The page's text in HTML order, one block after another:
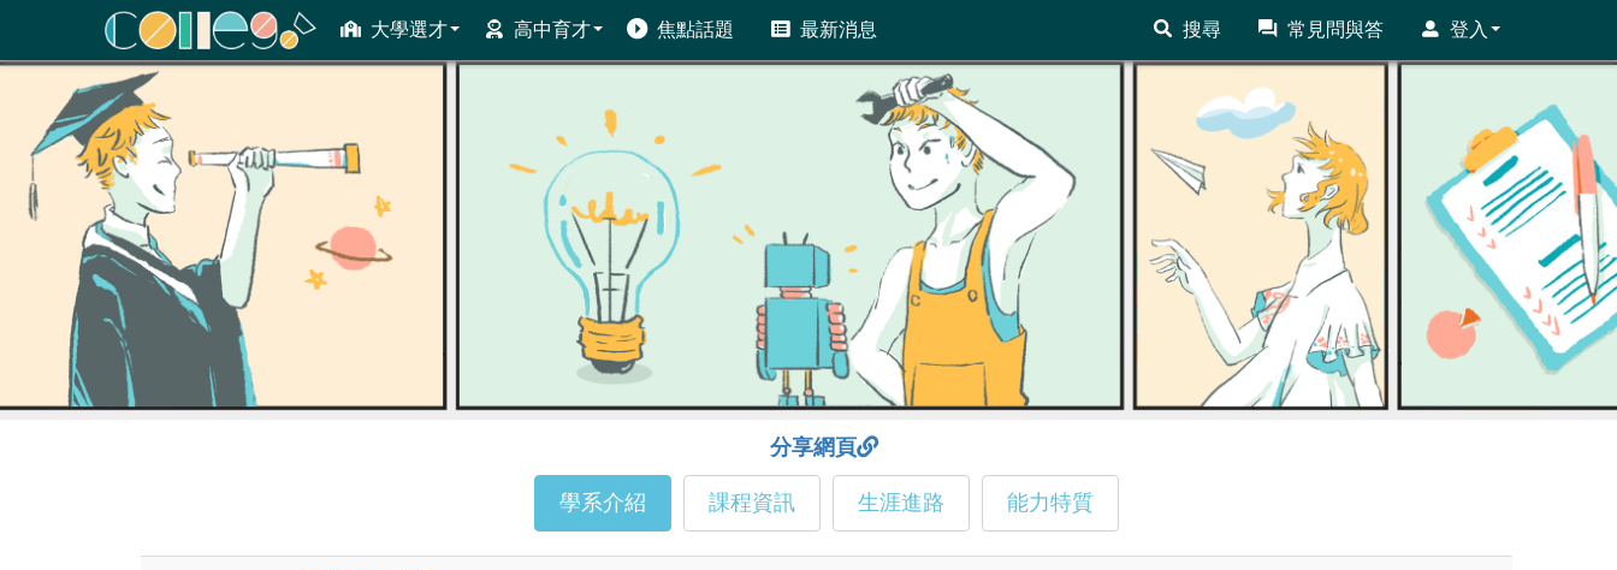
大學選才 高中育才 焦點話題 最新消息 搜尋 常見問與答 登入
ColleGo! 大學選才與高中育才輔助系統
分享網頁
學系介紹 課程資訊 生涯進路 能力特質